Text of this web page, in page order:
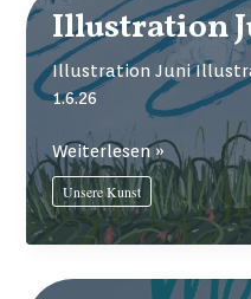
des
Snookers
Illustration
Illustration Juni
1.6.26
Illustration
Juni
Weiterlesen »
Unsere Kunst